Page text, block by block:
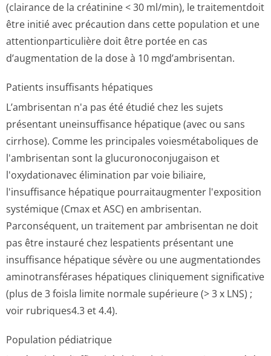
(clairance de la créatinine < 30 ml/min), le traitementdoit
être initié avec précaution dans cette population et une
attentionparti­culière doit être portée en cas
d’augmentation de la dose à 10 mgd’ambrisentan.
Patients insuffisants hépatiques
L’ambrisentan n'a pas été étudié chez les sujets
présentant uneinsuffisance hépatique (avec ou sans
cirrhose). Comme les principales voiesmétaboliques de
l'ambrisentan sont la glucuronoconju­gaison et
l'oxydationavec élimination par voie biliaire,
l'insuffisance hépatique pourraitaugmenter l'exposition
systémique (Cmax et ASC) en ambrisentan.
Parconséquent, un traitement par ambrisentan ne doit
pas être instauré chez lespatients présentant une
insuffisance hépatique sévère ou une augmentationdes
aminotransférases hépatiques cliniquement significative
(plus de 3 foisla limite normale supérieure (> 3 x LNS) ;
voir rubriques4.3 et 4­.4).
Population pédiatrique